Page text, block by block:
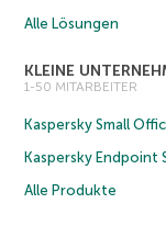
Alle Lösungen
KLEINE
1-50 MITARBEITER
Kaspersky Small
Kaspersky Endpoint
Alle Produkte